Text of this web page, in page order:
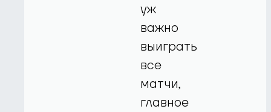
уж
важно
выиграть
все
матчи,
главное